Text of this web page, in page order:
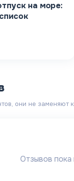
на море:
они не заменяют
Отзывов